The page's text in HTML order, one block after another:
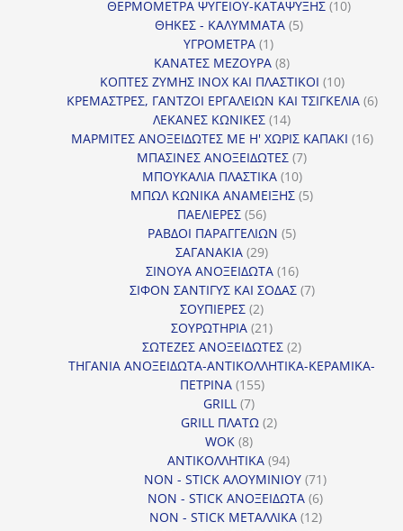
προϊόντα
ΘΕΡΜΟΜΕΤΡΑ ΨΥΓΕΙΟΥ-ΚΑΤΑΨΥΞΗΣ 1010
ΘΗΚΕΣ - ΚΑΛΥΜΜΑΤΑ 55
ΥΓΡΟΜΕΤΡΑ 11
προϊόν
ΚΑΝΑΤΕΣ ΜΕΖΟΥΡΑ 88
προϊόντα
ΚΟΠΤΕΣ ΖΥΜΗΣ INOX ΚΑΙ ΠΛΑΣΤΙΚΟΙ 1010
προϊόντα
ΚΡΕΜΑΣΤΡΕΣ, ΓΑΝΤΖΟΙ ΕΡΓΑΛΕΙΩΝ ΚΑΙ ΤΣΙΓΚΕΛΙΑ 66
ΛΕΚΑΝΕΣ ΚΩΝΙΚΕΣ 1414
προϊόντα
ΜΑΡΜΙΤΕΣ ΑΝΟΞΕΙΔΩΤΕΣ ΜΕ Η' ΧΩΡΙΣ ΚΑΠΑΚΙ 1616
ΜΠΑΣΙΝΕΣ ΑΝΟΞΕΙΔΩΤΕΣ 77
ΜΠΟΥΚΑΛΙΑ ΠΛΑΣΤΙΚΑ 1010
προϊόντα
ΜΠΩΛ ΚΩΝΙΚΑ ΑΝΑΜΕΙΞΗΣ 55
ΠΑΕΛΙΕΡΕΣ 5656
προϊόντα
ΡΑΒΔΟΙ ΠΑΡΑΓΓΕΛΙΩΝ 55
ΣΑΓΑΝΑΚΙΑ 2929
προϊόντα
ΣΙΝΟΥΑ ΑΝΟΞΕΙΔΩΤΑ 1616
προϊόντα
ΣΙΦΟΝ ΣΑΝΤΙΓΥΣ ΚΑΙ ΣΟΔΑΣ 77
ΣΟΥΠΙΕΡΕΣ 22
προϊόντα
ΣΟΥΡΩΤΗΡΙΑ 2121
προϊόντα
ΣΩΤΕΖΕΣ ΑΝΟΞΕΙΔΩΤΕΣ 22
προϊόντα
ΤΗΓΑΝΙΑ ΑΝΟΞΕΙΔΩΤΑ-ΑΝΤΙΚΟΛΛΗΤΙΚΑ-ΚΕΡΑΜΙΚΑ-
ΠΕΤΡΙΝΑ 155155
GRILL 77
προϊόντα
GRILL ΠΛΑΤΩ 22
WOK 88
προϊόντα
ΑΝΤΙΚΟΛΛΗΤΙΚΑ 9494
προϊόντα
NON - STICK ΑΛΟΥΜΙΝΙΟΥ 7171
προϊόντα
NON - STICK ΑΝΟΞΕΙΔΩΤΑ 66
προϊόντα
NON - STICK ΜΕΤΑΛΛΙΚΑ 1212